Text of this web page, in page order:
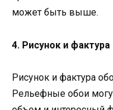
может быть выше.
4. Рисунок и фактура
Рисунок и фактура
Рельефные обои